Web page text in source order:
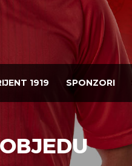
1919 SPONZORI